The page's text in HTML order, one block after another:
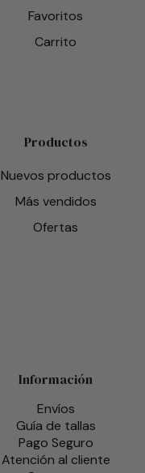
Favoritos
Carrito
Productos
Nuevos productos
Más vendidos
Ofertas
Información
Envíos
Guía de tallas
Pago Seguro
Atención al cliente